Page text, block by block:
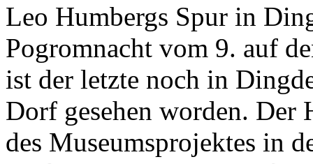
Leo Humbergs Spur in
Pogromnacht vom 9. auf
ist der letzte noch in
Dorf gesehen worden. Der
des Museumsprojektes in